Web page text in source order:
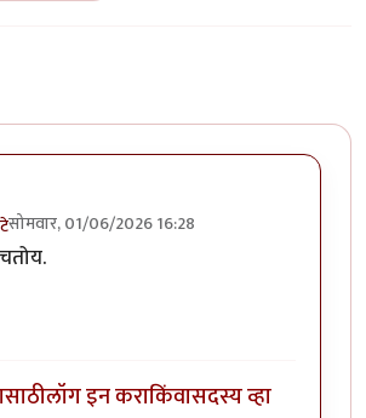
सोमवार, 01/06/2026 16:28
लॉग इन कराकिंवासदस्य व्हा